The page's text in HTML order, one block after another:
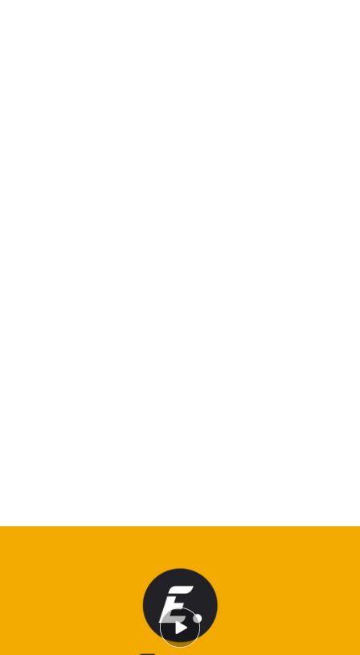
profunda se practica una tradición centenaria:
pesca de peces gato gigantes directamente con
las manos. Esta es la actividad de 'Pescadores
, una modalidad única de pesca de estas